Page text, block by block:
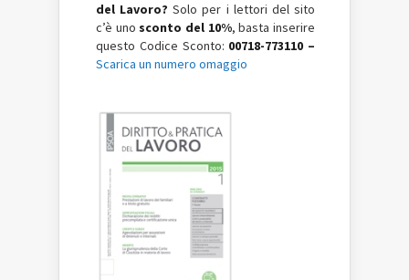
del Lavoro? Solo per i lettori del sito
c’è uno sconto del 10%, basta inserire
questo Codice Sconto: 00718-773110 –
Scarica un numero omaggio